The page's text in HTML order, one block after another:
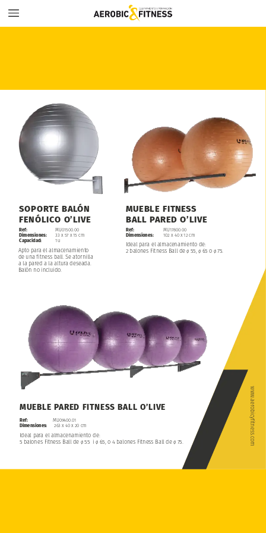
www.aerobicyfitness.com
Apto para el almacenamiento
de una fitness ball. Se atornilla
a la pared a la altura deseada.
Balón no incluido.
SOPORTE BALÓN
FENÓLICO O’LIVE
Ref:
Dimensiones:
Capacidad:
MU01500.00
33 x 57 x 15 cm
1u
MUEBLE PARED FITNESS BALL O’LIVE
Ref:
Dimensiones:
MU09400.01
263 x 40 x 20 cm
Ideal para el almacenamiento de:
5 balones Fitness Ball de ø 55 i ø 65, o 4 balones Fitness Ball de ø 75.
MUEBLE FITNESS
BALL PARED O’LIVE
Ref:
Dimensiones:
Ideal para el almacenamiento de:
2 balones Fitness Ball de ø 55, ø 65 o ø 75.
MU17800.00
102 x 40 x 12 cm